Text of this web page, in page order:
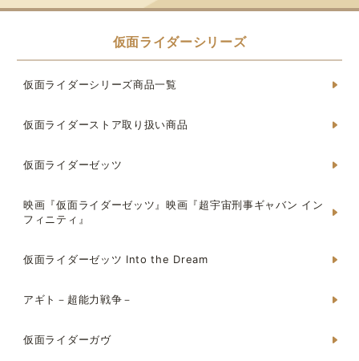
仮面ライダーシリーズ
仮面ライダーシリーズ商品一覧
仮面ライダーストア取り扱い商品
仮面ライダーゼッツ
映画『仮面ライダーゼッツ』映画『超宇宙刑事ギャバン イン
フィニティ』
仮面ライダーゼッツ Into the Dream
アギト－超能力戦争－
仮面ライダーガヴ